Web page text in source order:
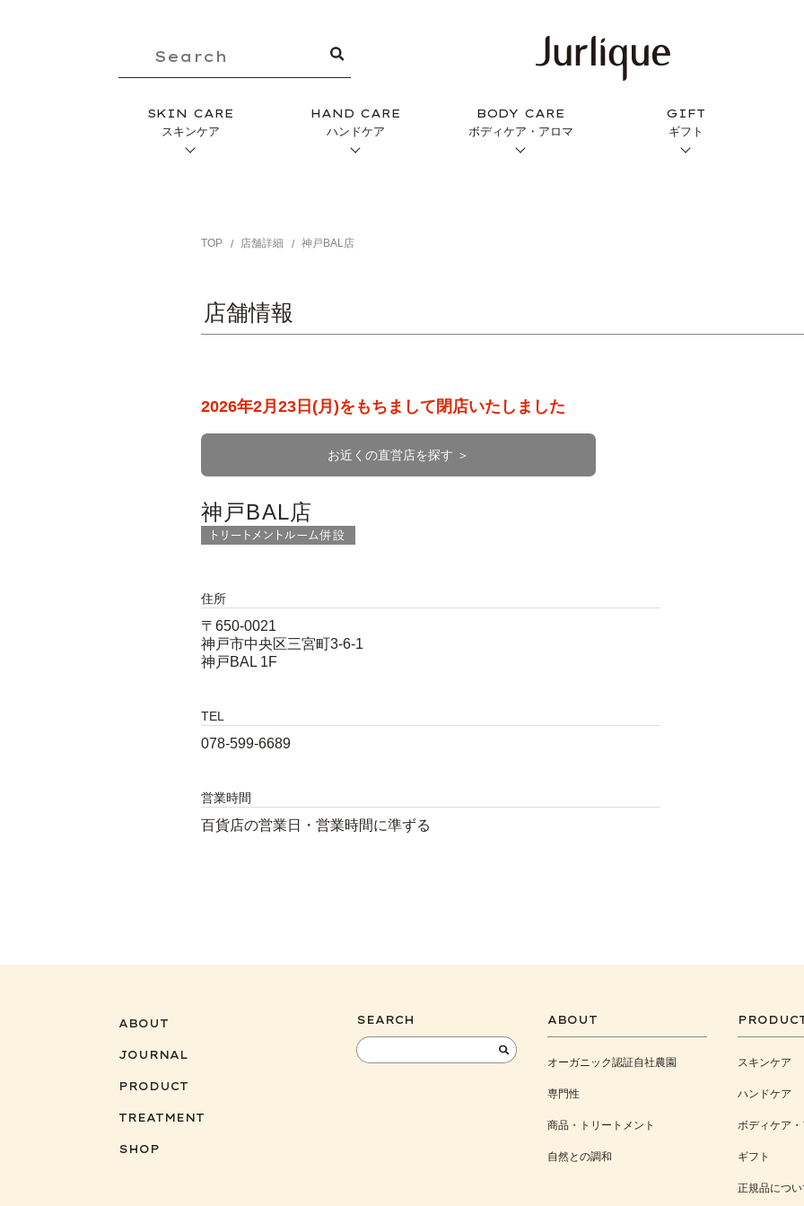
SKIN CARE
スキンケア
HAND CARE
ハンドケア
BODY CARE
ボディケア・アロマ
GIFT
ギフト
TOP 店舗詳細 神戸BAL店
店舗情報
2026年2月23日(月)をもちまして閉店いたしました
お近くの直営店を探す ＞
神戸BAL店
住所
〒650-0021
神戸市中央区三宮町3-6-1
神戸BAL 1F
TEL
078-599-6689
営業時間
百貨店の営業日・営業時間に準ずる
ABOUT
JOURNAL
PRODUCT
TREATMENT
SHOP
SEARCH ABOUT
オーガニック認証自社農園
専門性
商品・トリートメント
自然との調和
スキンケア
ハンドケア
ボディケア
ギフト
正規品につい